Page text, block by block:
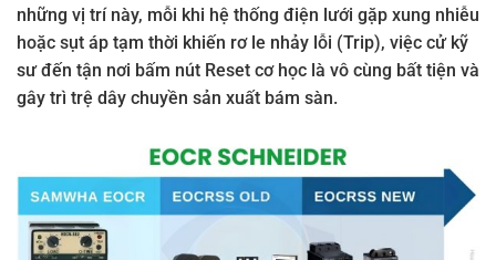
những vị trí này, mỗi khi hệ thống điện lưới gặp xung nhiễu
hoặc sụt áp tạm thời khiến rơ le nhảy lỗi (Trip), việc cử kỹ
sư đến tận nơi bấm nút Reset cơ học là vô cùng bất tiện và
gây trì trệ dây chuyền sản xuất bám sàn.